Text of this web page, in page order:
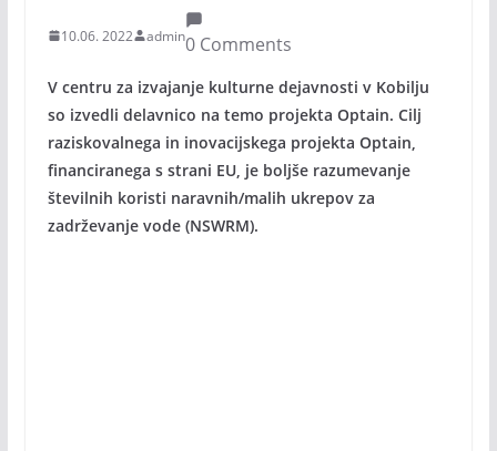
10.06. 2022 admin0 Comments
V centru za izvajanje kulturne dejavnosti v Kobilju
so izvedli delavnico na temo projekta Optain. Cilj
raziskovalnega in inovacijskega projekta Optain,
financiranega s strani EU, je boljše razumevanje
številnih koristi naravnih/malih ukrepov za
zadrževanje vode (NSWRM).